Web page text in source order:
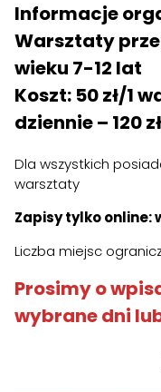
Informacje
Warsztaty
wieku 7-12 lat
Koszt: 50 zł/1
dziennie – 120
Dla wszystkich
warsztaty
Zapisy tylko online:
Liczba miejsc
Prosimy o
wybrane dni